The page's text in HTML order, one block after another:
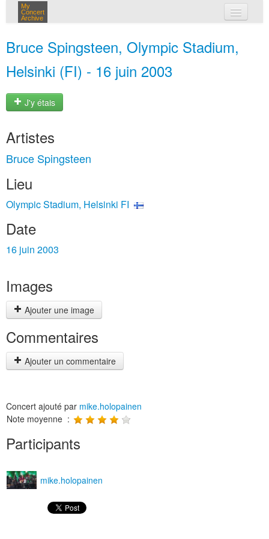
My
Concert
Archive
Bruce Spingsteen, Olympic Stadium,
Helsinki (FI) - 16 juin 2003
J'y étais
Artistes
Bruce Spingsteen
Lieu
Olympic Stadium, Helsinki FI
Date
16 juin 2003
Images
Ajouter une image
Commentaires
Ajouter un commentaire
Concert ajouté par mike.holopainen
Note moyenne :
Participants
mike.holopainen